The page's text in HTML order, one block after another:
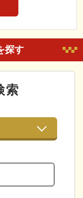
探す
索